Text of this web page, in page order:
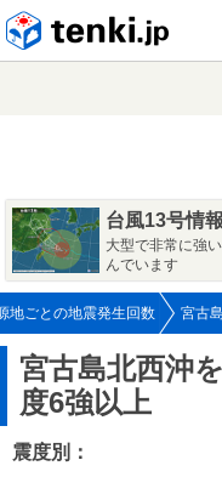
台風13号情報
大型で非常に強
んでいます
地ごとの地震発生回数 宮古
宮古島北西沖
度6強以上
震度別：